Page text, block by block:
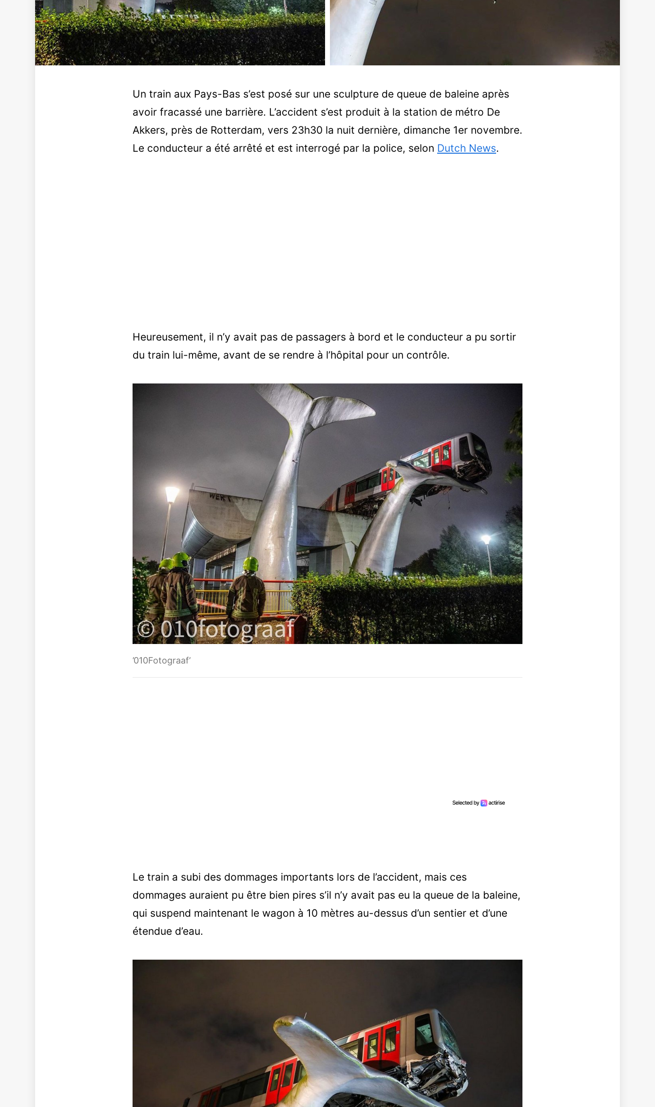
Un train aux Pays-Bas s’est posé sur une sculpture de queue de baleine après
avoir fracassé une barrière. L’accident s’est produit à la station de métro De
Akkers, près de Rotterdam, vers 23h30 la nuit dernière, dimanche 1er novembre.
Le conducteur a été arrêté et est interrogé par la police, selon Dutch News.
Heureusement, il n’y avait pas de passagers à bord et le conducteur a pu sortir
du train lui-même, avant de se rendre à l’hôpital pour un contrôle.
’010Fotograaf’
Le train a subi des dommages importants lors de l’accident, mais ces
dommages auraient pu être bien pires s’il n’y avait pas eu la queue de la baleine,
qui suspend maintenant le wagon à 10 mètres au-dessus d’un sentier et d’une
étendue d’eau.